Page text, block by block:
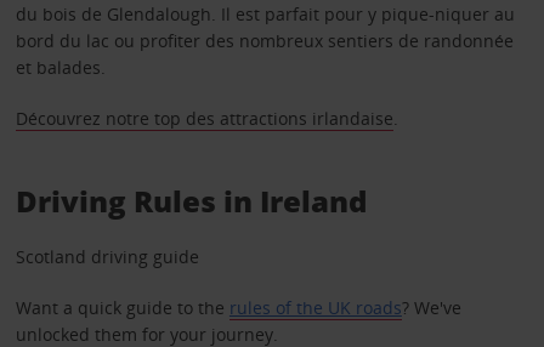
du bois de Glendalough. Il est parfait pour y pique-niquer au
bord du lac ou profiter des nombreux sentiers de randonnée
et balades.
Découvrez notre top des attractions irlandaise
Driving Rules in Ireland
Scotland driving guide
Want a quick guide to the rules of the UK roads? We've
unlocked them for your journey.